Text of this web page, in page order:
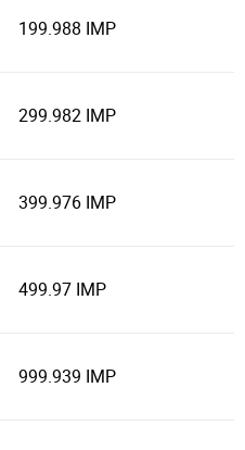
199.988 IMP
299.982 IMP
399.976 IMP
499.97 IMP
999.939 IMP